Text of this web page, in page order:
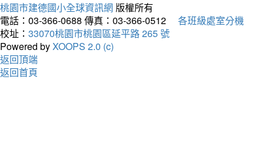
桃園市建德國小全球資訊網 版權所有
電話：03-366-0688 傳真：03-366-0512
各班級處室分機
校址： 33070桃園市桃園區延平路 265 號
Powered byXOOPS 2.0 (c)
返回頂端
返回首頁